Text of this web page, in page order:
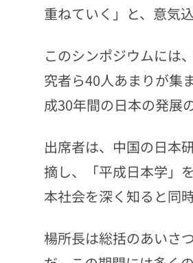
重ねていく」と、意気
このシンポジウムには
究者ら40人あまりが集
成30年間の日本の発展
出席者は、中国の日本
摘し、「平成日本学」
本社会を深く知ると同
楊所長は総括のあいさ